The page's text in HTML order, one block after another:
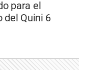
para el
del Quini 6